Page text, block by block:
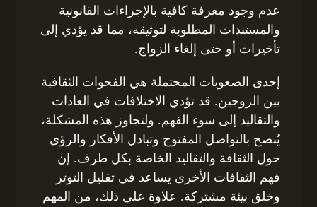
عدم وجود معرفة كافية بالإجراءات القانونية
والمستندات المطلوبة لتوثيقه، مما قد يؤدي إلى
تأخيرات أو حتى إلغاء الزواج.
إحدى الصعوبات المحتملة هي الفجوات الثقافية
بين الزوجين. قد تؤدي الاختلافات في العادات
والتقاليد إلى سوء الفهم. ولتجاوز هذه المشكلة،
يُنصح بالتواصل المفتوح وتبادل الأفكار والرؤى
حول الثقافة والتقاليد الخاصة بكل طرف. إن
فهم الثقافات الأخرى يساعد في تقليل التوتر
وخلق بيئة مشتركة. علاوة على ذلك، من المهم